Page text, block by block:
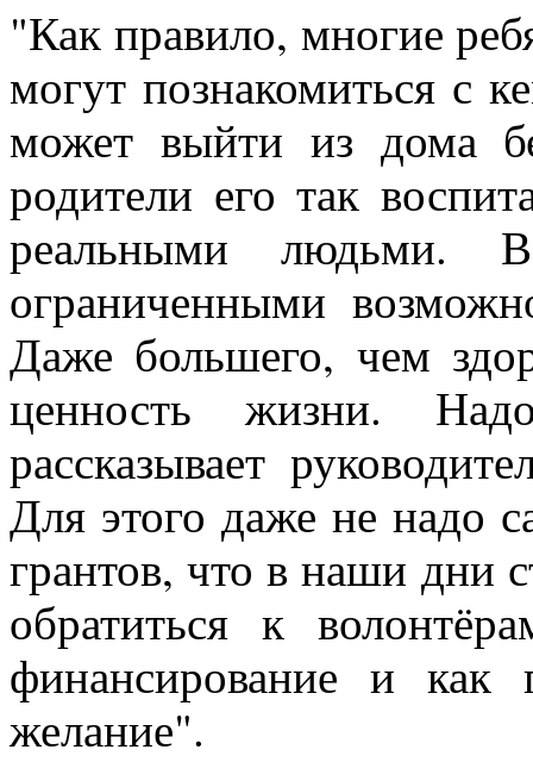
"Как правило, многие
могут познакомиться с
может выйти из дома
родители его так
реальными людьми.
ограниченными
Даже большего, чем
ценность жизни.
рассказывает
Для этого даже не надо
грантов, что в наши дни
обратиться к
финансирование и
желание".